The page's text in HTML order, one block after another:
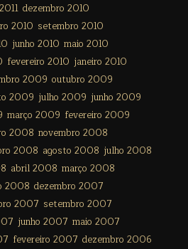
dezembro 2010
2010 setembro 2010
junho 2010 maio 2010
fevereiro 2010 janeiro 2010
2009 outubro 2009
2009 julho 2009 junho 2009
março 2009 fevereiro 2009
2008 novembro 2008
2008 agosto 2008 julho 2008
abril 2008 março 2008
2008 dezembro 2007
2007 setembro 2007
junho 2007 maio 2007
fevereiro 2007 dezembro 2006